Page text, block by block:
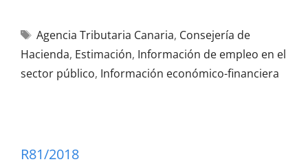
Agencia Tributaria Canaria, Consejería de
Hacienda, Estimación, Información de empleo en el
sector público, Información económico-financiera
R81/2018